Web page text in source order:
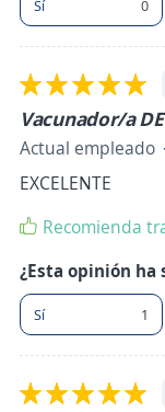
Sí 0
Vacunador/a
Actual empleado
EXCELENTE
Recomienda
¿Esta opinión ha
Sí 1